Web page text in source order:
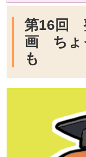
第16回
画 ちょ
も